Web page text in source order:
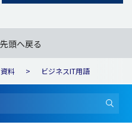
頭へ戻る
料 ビジネスIT用語